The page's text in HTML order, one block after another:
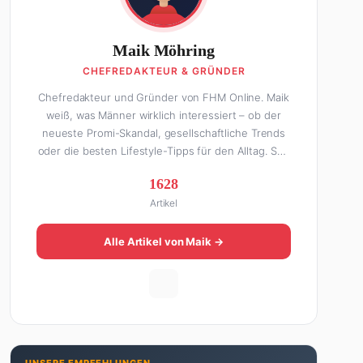
Maik Möhring
CHEFREDAKTEUR & GRÜNDER
Chefredakteur und Gründer von FHM Online. Maik
weiß, was Männer wirklich interessiert – ob der
neueste Promi-Skandal, gesellschaftliche Trends
oder die besten Lifestyle-Tipps für den Alltag. Seit
hat FHM Online zu einer der führenden Männer-
Lifestyle-Plattformen im deutschsprachigen Raum
aufgebaut. Sein Weg dahin war alles andere als
geradlinig: Die eine Hälfte seines Lebens stand er
in der Gastronomie – mit allem, was dazugehört.
unterhaltsam und immer nah dran. Wenn Maik
1628
Artikel
Alle Artikel von Maik →